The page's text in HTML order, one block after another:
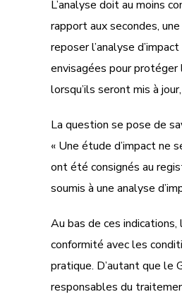
L’analyse doit au moins
rapport aux secondes,
reposer l’analyse
envisagées pour protéger
lorsqu’ils seront mis à
La question se pose de
« Une étude d’impact ne
ont été consignés au
soumis à une analyse
Au bas de ces
conformité avec les
pratique. D’autant que le
responsables du